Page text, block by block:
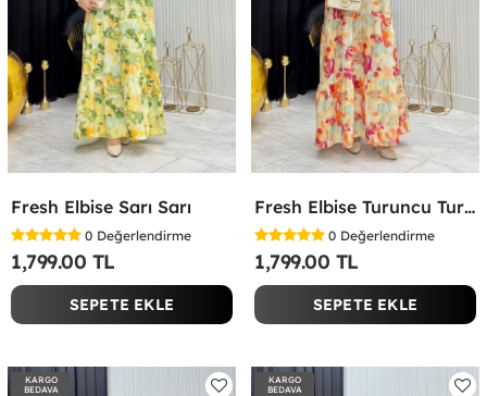
Fresh Elbise Sarı Sarı
0 Değerlendirme
1,799.00 TL
SEPETE EKLE
Fresh Elbise Turuncu Turuncu
0 Değerlendirme
1,799.00 TL
SEPETE EKLE
KARGO
BEDAVA
KARGO
BEDAVA